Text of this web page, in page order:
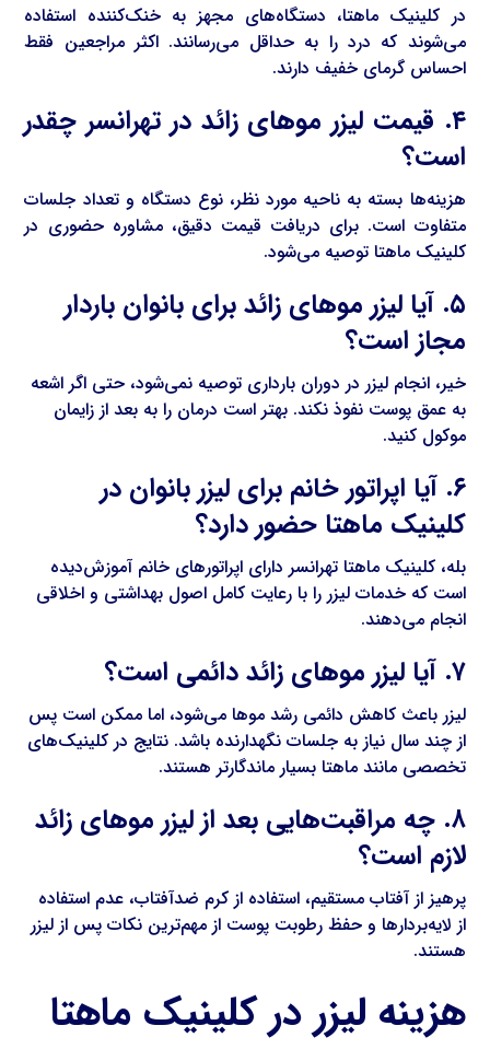
در کلینیک ماهتا، دستگاه‌های مجهز به خنک‌کننده استفاده
می‌شوند که درد را به حداقل می‌رسانند. اکثر مراجعین فقط
احساس گرمای خفیف دارند.
۴. قیمت لیزر موهای زائد در تهرانسر چقدر
است؟
هزینه‌ها بسته به ناحیه مورد نظر، نوع دستگاه و تعداد جلسات
متفاوت است. برای دریافت قیمت دقیق، مشاوره حضوری در
کلینیک ماهتا توصیه می‌شود.
۵. آیا لیزر موهای زائد برای بانوان باردار
مجاز است؟
خیر، انجام لیزر در دوران بارداری توصیه نمی‌شود، حتی اگر اشعه
به عمق پوست نفوذ نکند. بهتر است درمان را به بعد از زایمان
موکول کنید.
۶. آیا اپراتور خانم برای لیزر بانوان در
کلینیک ماهتا حضور دارد؟
بله، کلینیک ماهتا تهرانسر دارای اپراتورهای خانم آموزش‌دیده
است که خدمات لیزر را با رعایت کامل اصول بهداشتی و اخلاقی
انجام می‌دهند.
۷. آیا لیزر موهای زائد دائمی است؟
لیزر باعث کاهش دائمی رشد موها می‌شود، اما ممکن است پس
از چند سال نیاز به جلسات نگهدارنده باشد. نتایج در کلینیک‌های
تخصصی مانند ماهتا بسیار ماندگارتر هستند.
۸. چه مراقبت‌هایی بعد از لیزر موهای زائد
لازم است؟
پرهیز از آفتاب مستقیم، استفاده از کرم ضدآفتاب، عدم استفاده
از لایه‌بردارها و حفظ رطوبت پوست از مهم‌ترین نکات پس از لیزر
هستند.
هزینه لیزر در کلینیک ماهتا